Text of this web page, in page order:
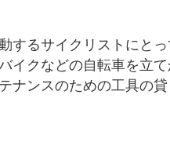
するサイクリストにと
イクなどの自転車を立
ナンスのための工具の